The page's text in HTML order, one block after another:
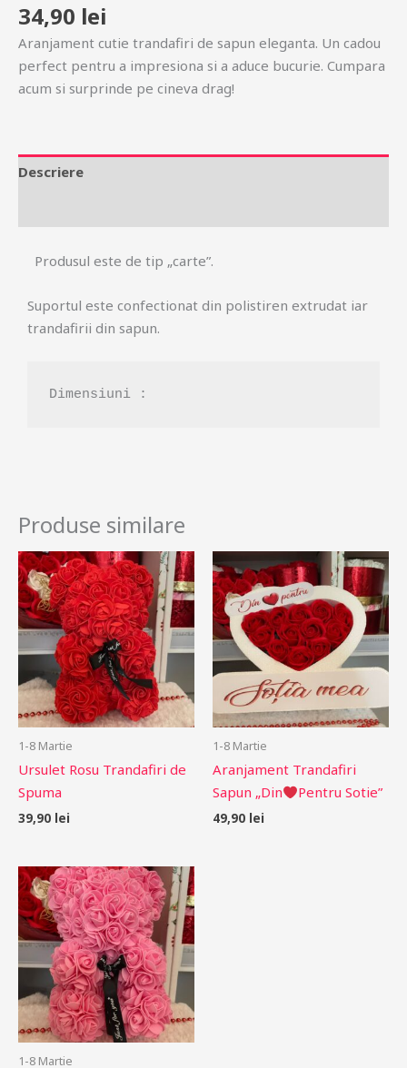
34,90 lei
Aranjament cutie trandafiri de sapun eleganta. Un cadou
perfect pentru a impresiona si a aduce bucurie. Cumpara
acum si surprinde pe cineva drag!
Descriere
Produsul este de tip „carte”.
Suportul este confectionat din polistiren extrudat iar
trandafirii din sapun.
Dimensiuni :
Produse similare
1-8 Martie
Ursulet Rosu Trandafiri de
Spuma
39,90 lei
1-8 Martie
Aranjament Trandafiri
Sapun „Din
Pentru Sotie”
49,90 lei
1-8 Martie